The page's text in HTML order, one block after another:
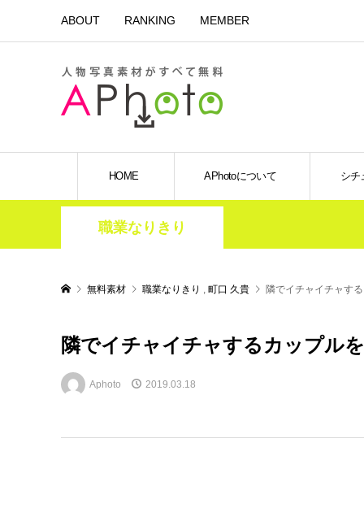
ABOUT RANKING MEMBER
HOME APhotoについて シチ
職業なりきり
無料素材 職業なりきり , 町口 久貴 隣でイチャイチャす
隣でイチャイチャするカップル
Aphoto 2019.03.18